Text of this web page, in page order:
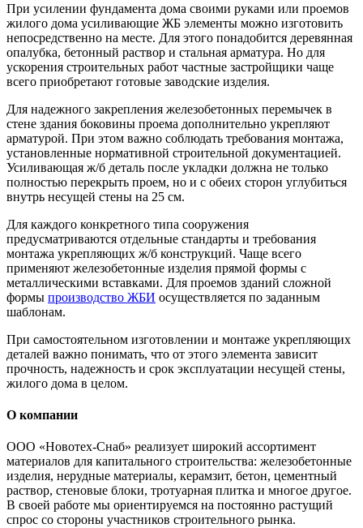
При усилении фундамента дома своими руками или проемов
жилого дома усиливающие ЖБ элементы можно изготовить
непосредственно на месте. Для этого понадобится деревянная
опалубка, бетонный раствор и стальная арматура. Но для
ускорения строительных работ частные застройщики чаще
всего приобретают готовые заводские изделия.
Для надежного закрепления железобетонных перемычек в
стене здания боковины проема дополнительно укрепляют
арматурой. При этом важно соблюдать требования монтажа,
установленные нормативной строительной документацией.
Усиливающая ж/б деталь после укладки должна не только
полностью перекрыть проем, но и с обеих сторон углубиться
внутрь несущей стены на 25 см.
Для каждого конкретного типа сооружения
предусматриваются отдельные стандарты и требования
монтажа укрепляющих ж/б конструкций. Чаще всего
применяют железобетонные изделия прямой формы с
металлическими вставками. Для проемов зданий сложной
формы производство ЖБИ осуществляется по заданным
шаблонам.
При самостоятельном изготовлении и монтаже укрепляющих
деталей важно понимать, что от этого элемента зависит
прочность, надежность и срок эксплуатации несущей стены,
жилого дома в целом.
О компании
ООО «Новотех-Снаб» реализует широкий ассортимент
материалов для капитального строительства: железобетонные
изделия, нерудные материалы, керамзит, бетон, цементный
раствор, стеновые блоки, тротуарная плитка и многое другое.
В своей работе мы ориентируемся на постоянно растущий
спрос со стороны участников строительного рынка.